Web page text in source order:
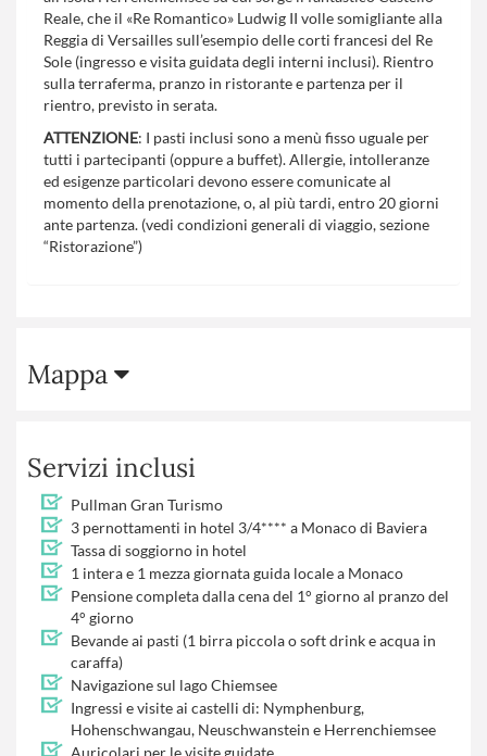
Reale, che il «Re Romantico» Ludwig II volle somigliante alla
Reggia di Versailles sull’esempio delle corti francesi del Re
Sole (ingresso e visita guidata degli interni inclusi). Rientro
sulla terraferma, pranzo in ristorante e partenza per il
rientro, previsto in serata.
ATTENZIONE: I pasti inclusi sono a menù fisso uguale per
tutti i partecipanti (oppure a buffet). Allergie, intolleranze
ed esigenze particolari devono essere comunicate al
momento della prenotazione, o, al più tardi, entro 20 giorni
ante partenza. (vedi condizioni generali di viaggio, sezione
“Ristorazione”)
Mappa
Servizi inclusi
Pullman Gran Turismo
3 pernottamenti in hotel 3/4**** a Monaco di Baviera
Tassa di soggiorno in hotel
1 intera e 1 mezza giornata guida locale a Monaco
Pensione completa dalla cena del 1° giorno al pranzo del
4° giorno
Bevande ai pasti (1 birra piccola o soft drink e acqua in
caraffa)
Navigazione sul lago Chiemsee
Ingressi e visite ai castelli di: Nymphenburg,
Hohenschwangau, Neuschwanstein e Herrenchiemsee
Auricolari per le visite guidate